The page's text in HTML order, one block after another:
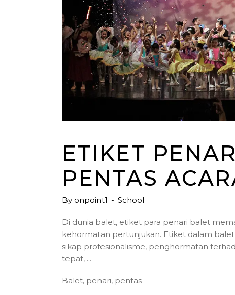
ETIKET
PENTAS
By onpoint1 School
Di dunia balet, etiket para penari balet
kehormatan pertunjukan. Etiket dalam
sikap profesionalisme, penghormatan
tepat,
Balet, penari, pentas